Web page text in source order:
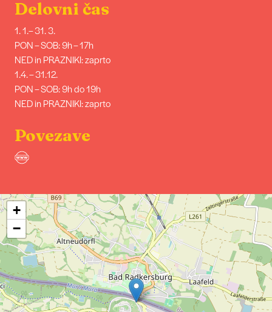
Delovni čas
1. 1.– 31. 3.
PON – SOB: 9h – 17h
NED in PRAZNIKI: zaprto
1.4. – 31.12.
PON – SOB: 9h do 19h
NED in PRAZNIKI: zaprto
Povezave
+
−